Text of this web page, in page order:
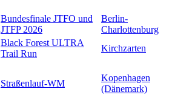
Bundesfinale JTFO und
JTFP 2026
Berlin-
Charlottenburg
Black Forest ULTRA
Trail Run
Kirchzarten
Straßenlauf-WM
Kopenhagen
(Dänemark)